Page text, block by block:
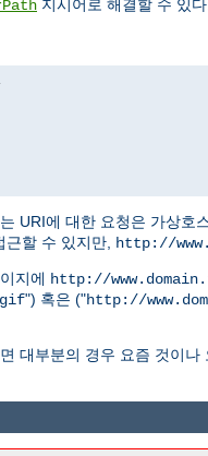
지시어로 해결할 수 있
URI에 대한 요청은 가상호
근할 수 있지만, http://
지에 http://
") 혹은 ("http://
대부분의 경우 요즘 것이